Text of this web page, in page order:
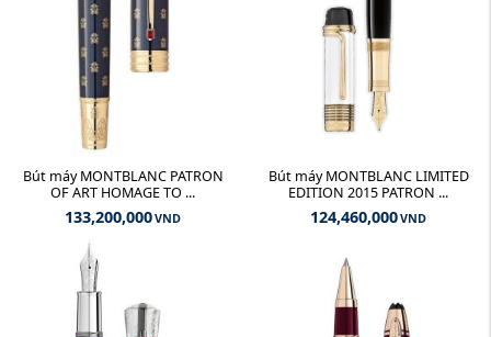
Bút máy MONTBLANC PATRON
OF ART HOMAGE TO ...
133,200,000VND
Bút máy MONTBLANC LIMITED
EDITION 2015 PATRON ...
124,460,000VND